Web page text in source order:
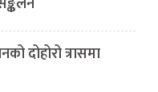
दोहोरो त्रासमा